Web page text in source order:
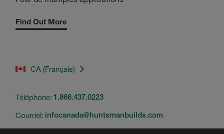
Find Out More
CA (Français)
Téléphone: 1.866.437.0223
Courriel: infocanada@huntsmanbuilds.com